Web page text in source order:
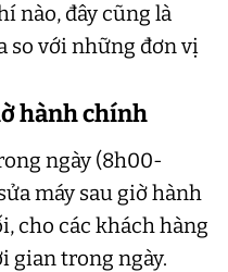
nào, đây cũng là
so với những đơn vị
hành chính
ngày (8h00-
máy sau giờ hành
cho các khách hàng
gian trong ngày.